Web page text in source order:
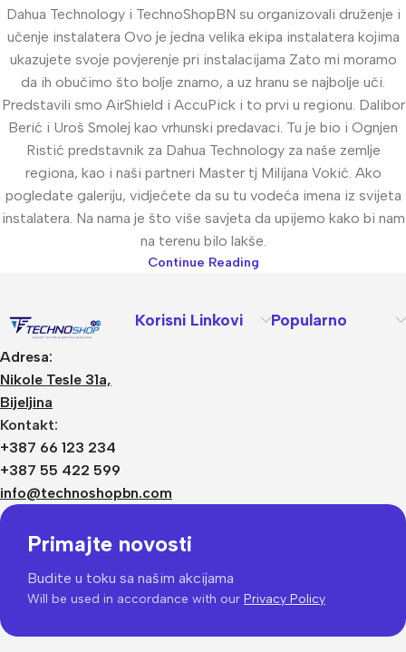
Dahua Technology i TechnoShopBN su organizovali druženje i
učenje instalatera Ovo je jedna velika ekipa instalatera kojima
ukazujete svoje povjerenje pri instalacijama Zato mi moramo
da ih obučimo što bolje znamo, a uz hranu se najbolje uči.
Predstavili smo AirShield i AccuPick i to prvi u regionu. Dalibor
Berić i Uroš Smolej kao vrhunski predavaci. Tu je bio i Ognjen
Ristić predstavnik za Dahua Technology za naše zemlje
regiona, kao i naši partneri Master tj Milijana Vokić. Ako
pogledate galeriju, vidjećete da su tu vodeća imena iz svijeta
instalatera. Na nama je što više savjeta da upijemo kako bi nam
na terenu bilo lakše.
Continue Reading
Adresa:
Nikole Tesle 31a,
Bijeljina
Kontakt:
+387 66 123 234
+387 55 422 599
info@technoshopbn.com
Korisni Linkovi Popularno
Primajte novosti
Budite u toku sa našim akcijama
Will be used in accordance with our Privacy Policy